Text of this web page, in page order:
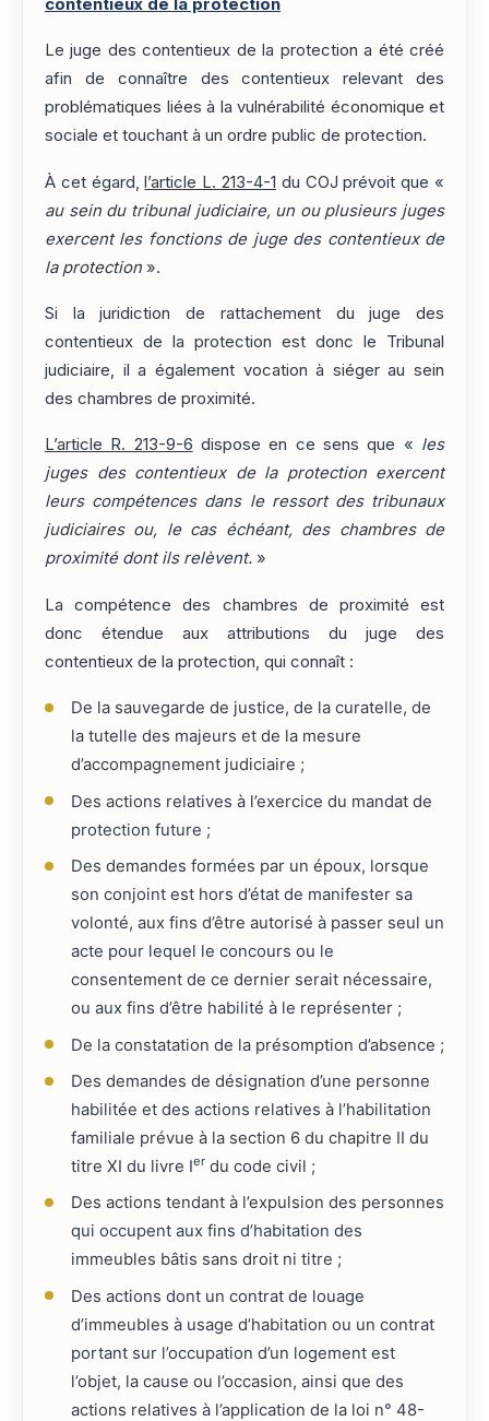
contentieux de la protection
Le juge des contentieux de la protection a été créé
afin de connaître des contentieux relevant des
problématiques liées à la vulnérabilité économique et
sociale et touchant à un ordre public de protection.
À cet égard,l’article L. 213-4-1 du COJ prévoit que «
au sein du tribunal judiciaire, un ou plusieurs juges
exercent les fonctions de juge des contentieux de
la protection ».
Si la juridiction de rattachement du juge des
contentieux de la protection est donc le Tribunal
judiciaire, il a également vocation à siéger au sein
des chambres de proximité.
L’article R. 213-9-6 dispose en ce sens que « les
juges des contentieux de la protection exercent
leurs compétences dans le ressort des tribunaux
judiciaires ou, le cas échéant, des chambres de
proximité dont ils relèvent. »
La compétence des chambres de proximité est
donc étendue aux attributions du juge des
contentieux de la protection, qui connaît :
De la sauvegarde de justice, de la curatelle, de
la tutelle des majeurs et de la mesure
d’accompagnement judiciaire ;
Des actions relatives à l’exercice du mandat de
protection future ;
Des demandes formées par un époux, lorsque
son conjoint est hors d’état de manifester sa
volonté, aux fins d’être autorisé à passer seul un
acte pour lequel le concours ou le
consentement de ce dernier serait nécessaire,
ou aux fins d’être habilité à le représenter ;
De la constatation de la présomption d’absence ;
Des demandes de désignation d’une personne
habilitée et des actions relatives à l’habilitation
familiale prévue à la section 6 du chapitre II du
titre XI du livre Ierdu code civil ;
Des actions tendant à l’expulsion des personnes
qui occupent aux fins d’habitation des
immeubles bâtis sans droit ni titre ;
Des actions dont un contrat de louage
d’immeubles à usage d’habitation ou un contrat
portant sur l’occupation d’un logement est
l’objet, la cause ou l’occasion, ainsi que des
actions relatives à l’application de la loi n° 48-